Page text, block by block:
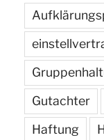
Gutachter
Haftung